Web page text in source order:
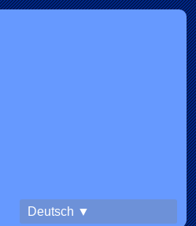
Deutsch ▼